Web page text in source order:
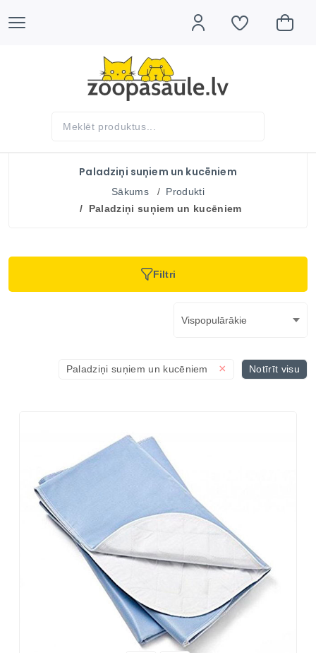
Paladziņi suņiem un kucēniem
Sākums
Produkti
Paladziņi suņiem un kucēniem
Filtri
Paladziņi suņiem un kucēniem × Notīrīt visu